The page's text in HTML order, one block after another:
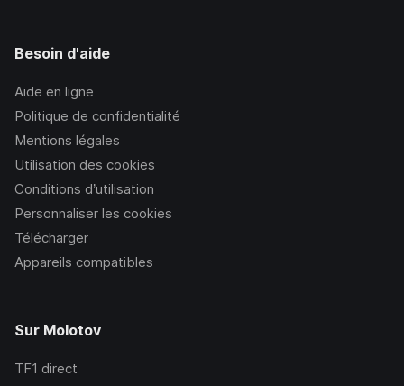
Besoin d'aide
Aide en ligne
Politique de confidentialité
Mentions légales
Utilisation des cookies
Conditions d’utilisation
Personnaliser les cookies
Télécharger
Appareils compatibles
Sur Molotov
TF1 direct